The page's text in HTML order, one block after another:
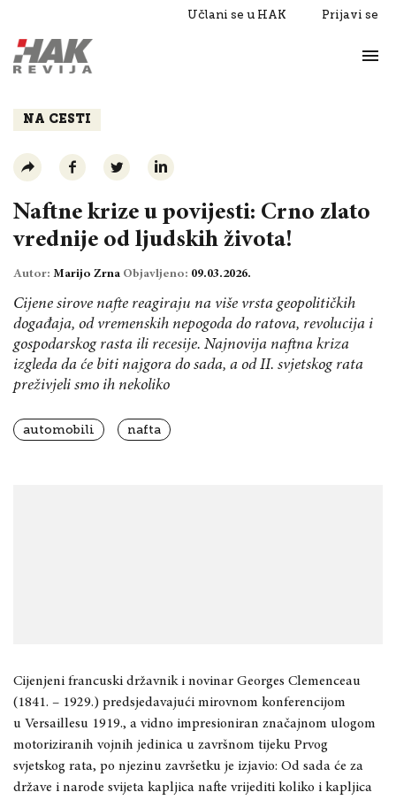
Učlani se u HAK Prijavi se
Razgovori
NA CESTI
Naftne krize u povijesti: Crno zlato
vrednije od ljudskih života!
Autor: Marijo Zrna Objavljeno: 09.03.2026.
Cijene sirove nafte reagiraju na više vrsta geopolitičkih
događaja, od vremenskih nepogoda do ratova, revolucija i
gospodarskog rasta ili recesije. Najnovija naftna kriza
izgleda da će biti najgora do sada, a od II. svjetskog rata
preživjeli smo ih nekoliko
automobili nafta
Cijenjeni francuski državnik i novinar Georges Clemenceau
(1841. – 1929.) predsjedavajući mirovnom konferencijom
u Versaillesu 1919., a vidno impresioniran značajnom ulogom
motoriziranih vojnih jedinica u završnom tijeku Prvog
svjetskog rata, po njezinu završetku je izjavio: Od sada će za
države i narode svijeta kapljica nafte vrijediti koliko i kapljica